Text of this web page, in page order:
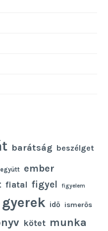
barátság beszélget
együtt ember
fiatal figyel figyelem
gyerek idő ismerős
kötet munka